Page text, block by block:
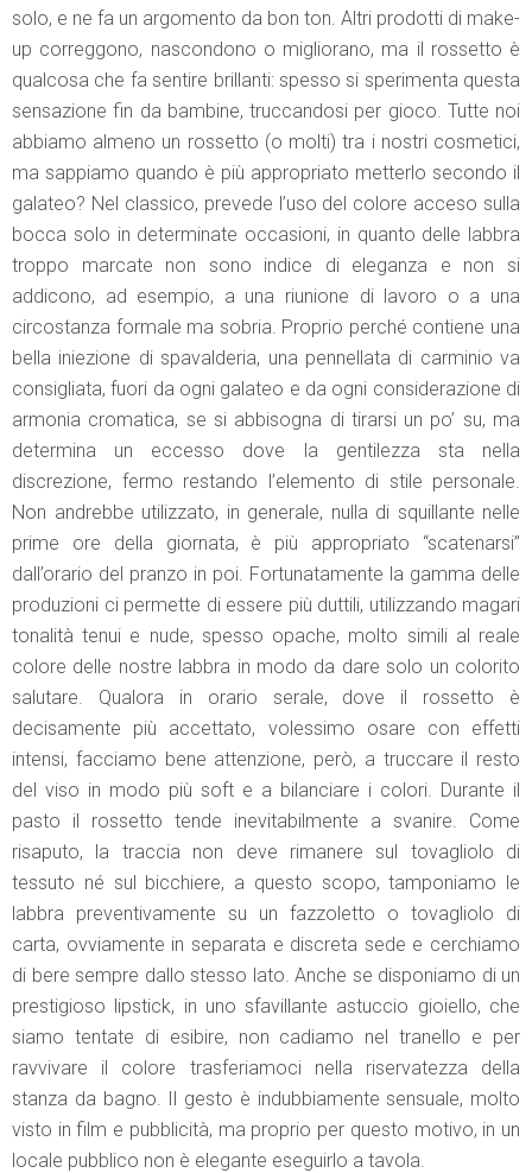
solo, e ne fa un argomento da bon ton. Altri prodotti di make-
up correggono, nascondono o migliorano, ma il rossetto è
qualcosa che fa sentire brillanti: spesso si sperimenta questa
sensazione fin da bambine, truccandosi per gioco. Tutte noi
abbiamo almeno un rossetto (o molti) tra i nostri cosmetici,
ma sappiamo quando è più appropriato metterlo secondo il
galateo? Nel classico, prevede l’uso del colore acceso sulla
bocca solo in determinate occasioni, in quanto delle labbra
troppo marcate non sono indice di eleganza e non si
addicono, ad esempio, a una riunione di lavoro o a una
circostanza formale ma sobria. Proprio perché contiene una
bella iniezione di spavalderia, una pennellata di carminio va
consigliata, fuori da ogni galateo e da ogni considerazione di
armonia cromatica, se si abbisogna di tirarsi un po’ su, ma
determina un eccesso dove la gentilezza sta nella
discrezione, fermo restando l’elemento di stile personale.
Non andrebbe utilizzato, in generale, nulla di squillante nelle
prime ore della giornata, è più appropriato “scatenarsi”
dall’orario del pranzo in poi. Fortunatamente la gamma delle
produzioni ci permette di essere più duttili, utilizzando magari
tonalità tenui e nude, spesso opache, molto simili al reale
colore delle nostre labbra in modo da dare solo un colorito
salutare. Qualora in orario serale, dove il rossetto è
decisamente più accettato, volessimo osare con effetti
intensi, facciamo bene attenzione, però, a truccare il resto
del viso in modo più soft e a bilanciare i colori. Durante il
pasto il rossetto tende inevitabilmente a svanire. Come
risaputo, la traccia non deve rimanere sul tovagliolo di
tessuto né sul bicchiere, a questo scopo, tamponiamo le
labbra preventivamente su un fazzoletto o tovagliolo di
carta, ovviamente in separata e discreta sede e cerchiamo
di bere sempre dallo stesso lato. Anche se disponiamo di un
prestigioso lipstick, in uno sfavillante astuccio gioiello, che
siamo tentate di esibire, non cadiamo nel tranello e per
ravvivare il colore trasferiamoci nella riservatezza della
stanza da bagno. Il gesto è indubbiamente sensuale, molto
visto in film e pubblicità, ma proprio per questo motivo, in un
locale pubblico non è elegante eseguirlo a tavola.